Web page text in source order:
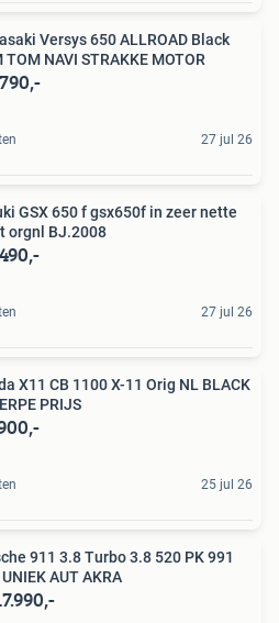
Versys 650 ALLROAD Black
TOM NAVI STRAKKE MOTOR
27 jul 26
GSX 650 f gsx650f in zeer nette
orgnl BJ.2008
27 jul 26
X11 CB 1100 X-11 Orig NL BLACK
PRIJS
25 jul 26
911 3.8 Turbo 3.8 520 PK 991
UNIEK AUT AKRA